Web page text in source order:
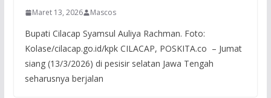
Maret 13, 2026 Mascos
Bupati Cilacap Syamsul Auliya Rachman. Foto:
Kolase/cilacap.go.id/kpk CILACAP, POSKITA.co – Jumat
siang (13/3/2026) di pesisir selatan Jawa Tengah
seharusnya berjalan